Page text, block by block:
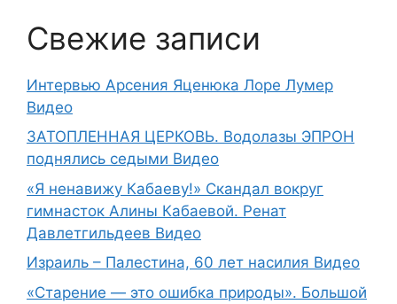
Свежие записи
Интервью Арсения Яценюка Лоре Лумер
Видео
ЗАТОПЛЕННАЯ ЦЕРКОВЬ. Водолазы ЭПРОН
поднялись седыми Видео
«Я ненавижу Кабаеву!» Скандал вокруг
гимнасток Алины Кабаевой. Ренат
Давлетгильдеев Видео
Израиль – Палестина, 60 лет насилия Видео
«Старение — это ошибка природы». Большой